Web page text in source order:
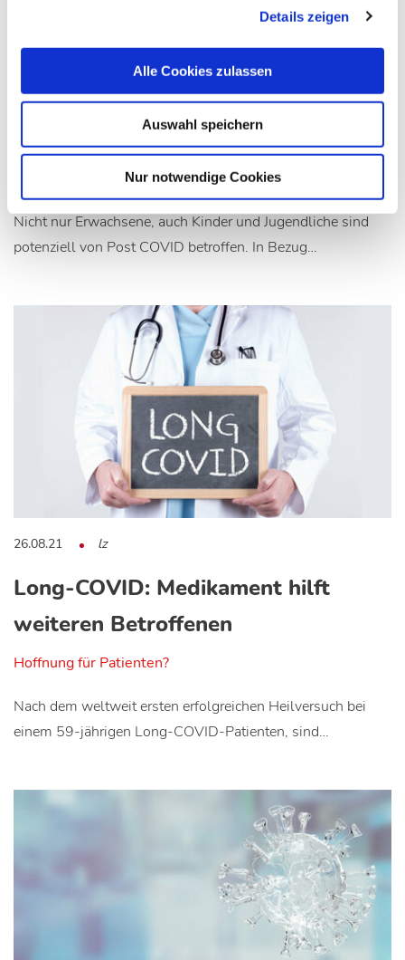
Details zeigen
Alle Cookies zulassen
Auswahl speichern
Nur notwendige Cookies
Post COVID bei Kindern und
Jugendlichen
Analysen von Krankenversicherungsdaten
Nicht nur Erwachsene, auch Kinder und Jugendliche sind
potenziell von Post COVID betroffen. In Bezug…
26.08.21 lz
Long-COVID: Medikament hilft
weiteren Betroffenen
Hoffnung für Patienten?
Nach dem weltweit ersten erfolgreichen Heilversuch bei
einem 59-jährigen Long-COVID-Patienten, sind…